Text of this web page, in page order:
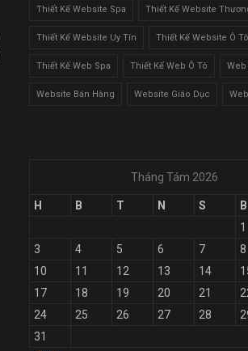
Thiết Kế Website Spa Thiết Kế Website
Thiết Kế Website Uy Tín Thiết Kế Website Ô Tô
Thiết Kế Web Spa Thiết Kế Web Ô Tô Web
Website Bán Hàng Website Giáo Dục
Tháng Tám 2026
H B T N S B
1
3
4 5 6 7 8
10
11 12 13 14
17
18 19 20 21
24
25 26 27 28
31